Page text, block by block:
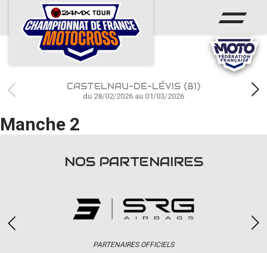
ACCUEIL
ACTUS
CALENDRIER
RÉSULTATS
PHOTOS / WEB TV
CASTELNAU-DE-LÉVIS (81)
du 28/02/2026 au 01/03/2026
Manche 2
NOS PARTENAIRES
PARTENAIRES OFFICIELS